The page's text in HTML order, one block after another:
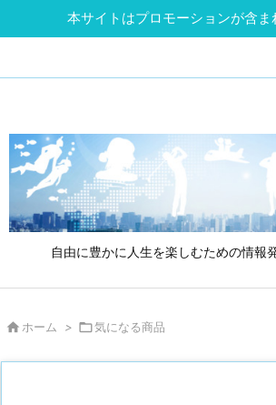
本サイトはプロモーションが含ま
自由に豊かに人生を楽しむための情報
ホーム > 気になる商品